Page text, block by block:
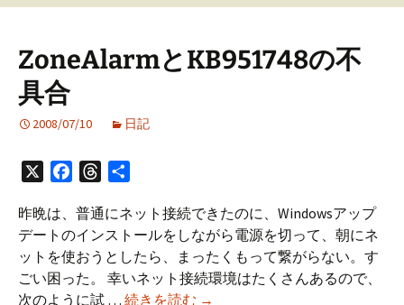
キ
プ
ZoneAlarmとKB951748の不
具合
2008/07/10 日記
FacebookThreads
昨晩は、普通にネット接続できたのに、Windowsアップ
デートのインストールをしながら電源を切って、朝にネ
ットを使おうとしたら、まったくもって繋がらない。す
ごい困った。 幸いネット接続環境はたくさんあるので、
次のように試 … 続きを読む ZoneAlarm
→